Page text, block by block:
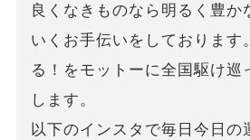
良くなきものなら明るく豊か
いくお手伝いをしております
る！をモットーに全国駆け巡
します。
以下のインスタで毎日今日の